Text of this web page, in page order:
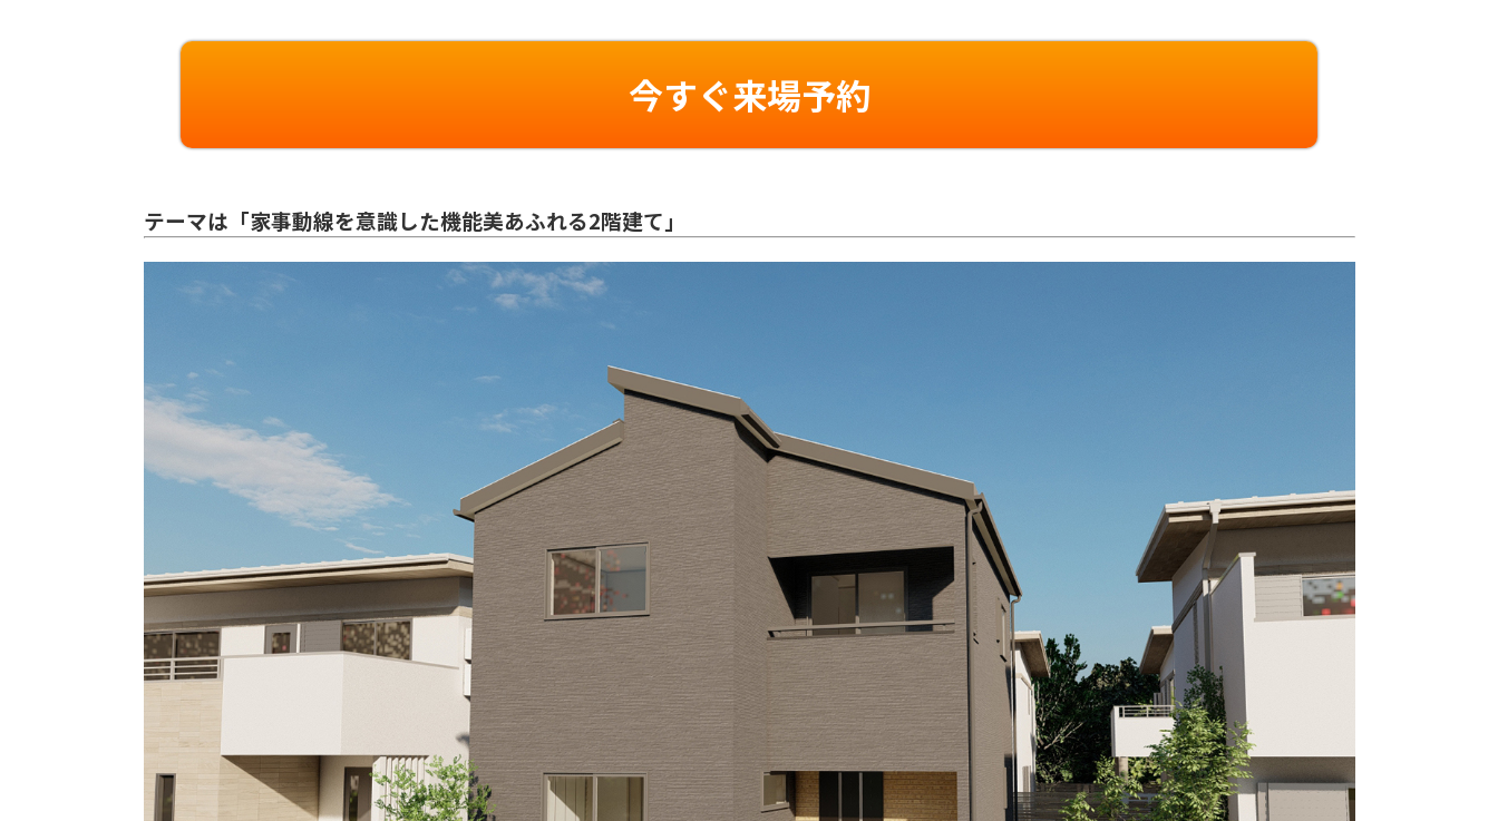
今すぐ来場予約
テーマは「家事動線を意識した機能美あふれる2階建て」